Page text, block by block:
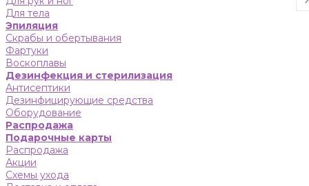
Для тела
Эпиляция
Скрабы и обертывания
Фартуки
Воскоплавы
Дезинфекция и стерилизация
Антисептики
Дезинфицирующие средства
Оборудование
Распродажа
Подарочные карты
Распродажа
Акции
Схемы ухода